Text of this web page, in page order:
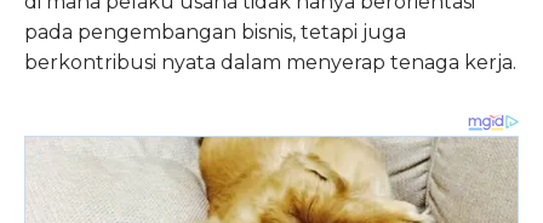
pada pengembangan bisnis, tetapi juga
berkontribusi nyata dalam menyerap tenaga kerja.